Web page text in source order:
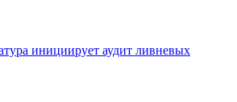
инициирует аудит ливневых